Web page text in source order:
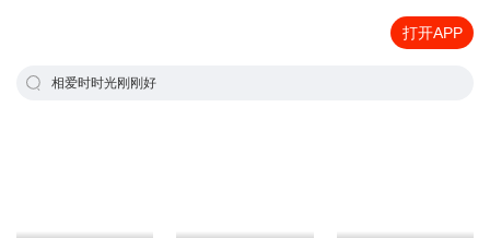
打开APP
相爱时时光刚刚好